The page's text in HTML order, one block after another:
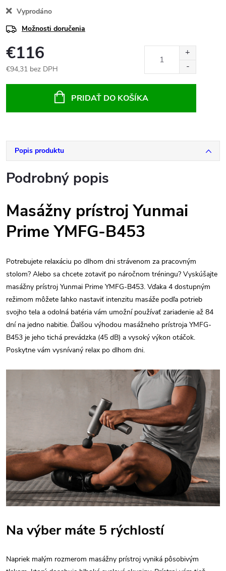
Vyprodáno
Možnosti doručenia
€116
€94,31 bez DPH
PRIDAŤ DO KOŠÍKA
Popis produktu
Podrobný popis
Masážny prístroj Yunmai
Prime YMFG-B453
Potrebujete relaxáciu po dlhom dni strávenom za pracovným
stolom? Alebo sa chcete zotaviť po náročnom tréningu? Vyskúšajte
masážny prístroj Yunmai Prime YMFG-B453. Vďaka 4 dostupným
režimom môžete ľahko nastaviť intenzitu masáže podľa potrieb
svojho tela a odolná batéria vám umožní používať zariadenie až 84
dní na jedno nabitie. Ďalšou výhodou masážneho prístroja YMFG-
B453 je jeho tichá prevádzka (45 dB) a vysoký výkon otáčok.
Poskytne vám vysnívaný relax po dlhom dni.
Na výber máte 5 rýchlostí
Napriek malým rozmerom masážny prístroj vyniká pôsobivým